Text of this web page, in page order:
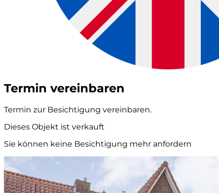
Termin vereinbaren
Termin zur Besichtigung vereinbaren.
Dieses Objekt ist verkauft
Sie können keine Besichtigung mehr anfordern